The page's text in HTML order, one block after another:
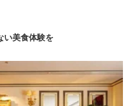
い美食体験を